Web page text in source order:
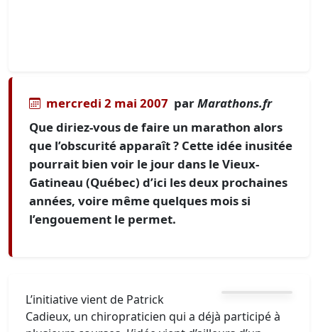
mercredi 2 mai 2007 parMarathons.fr
Que diriez-vous de faire un marathon alors
que l’obscurité apparaît ? Cette idée inusitée
pourrait bien voir le jour dans le Vieux-
Gatineau (Québec) d’ici les deux prochaines
années, voire même quelques mois si
l’engouement le permet.
L’initiative vient de Patrick
Cadieux, un chiropraticien qui a déjà participé à